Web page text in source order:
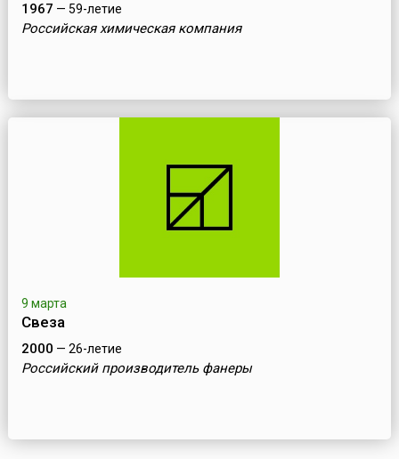
1967 — 59-летие
Российская химическая компания
9 марта
Свеза
2000 — 26-летие
Российский производитель фанеры